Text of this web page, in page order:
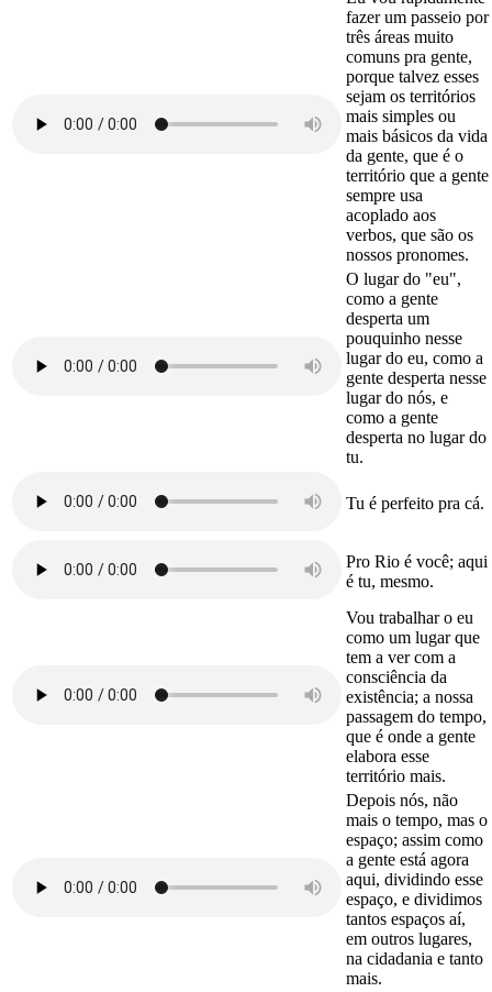
fazer um passeio por
três áreas muito
comuns pra gente,
porque talvez esses
sejam os territórios
mais simples ou
mais básicos da vida
da gente, que é o
território que a gente
sempre usa
acoplado aos
verbos, que são os
nossos pronomes.
O lugar do "eu",
como a gente
desperta um
pouquinho nesse
lugar do eu, como a
gente desperta nesse
lugar do nós, e
como a gente
desperta no lugar do
tu.
Tu é perfeito pra cá.
Pro Rio é você; aqui
é tu, mesmo.
Vou trabalhar o eu
como um lugar que
tem a ver com a
consciência da
existência; a nossa
passagem do tempo,
que é onde a gente
elabora esse
território mais.
Depois nós, não
mais o tempo, mas o
espaço; assim como
a gente está agora
aqui, dividindo esse
espaço, e dividimos
tantos espaços aí,
em outros lugares,
na cidadania e tanto
mais.